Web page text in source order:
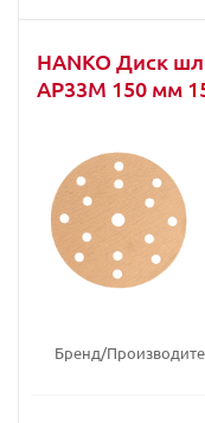
HANKO Диск
AP33M 150 мм
Бренд/